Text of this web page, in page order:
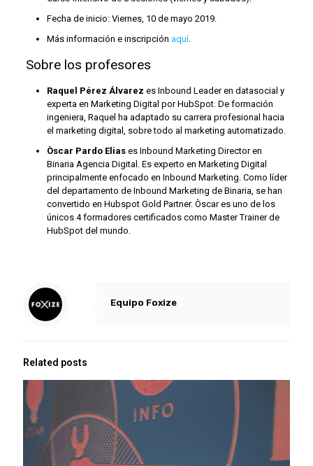
Fecha de inicio: Viernes, 10 de mayo 2019.
Más información e inscripción aquí.
Sobre los profesores
Raquel Pérez Álvarez es Inbound Leader en datasocial y
experta en Marketing Digital por HubSpot. De formación
ingeniera, Raquel ha adaptado su carrera profesional hacia
el marketing digital, sobre todo al marketing automatizado.
Òscar Pardo Eliases Inbound Marketing Director en
Binaria Agencia Digital. Es experto en Marketing Digital
principalmente enfocado en Inbound Marketing. Como líder
del departamento de Inbound Marketing de Binaria, se han
convertido en Hubspot Gold Partner. Òscar es uno de los
únicos 4 formadores certificados como Master Trainer de
HubSpot del mundo.
Equipo Foxize
Related posts